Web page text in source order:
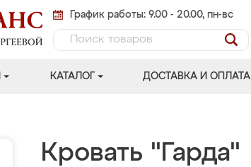
График работы: 9.00 - 20.00, пн-вс
КАТАЛОГ ДОСТАВКА И ОПЛАТА
Кровать "Гарда"